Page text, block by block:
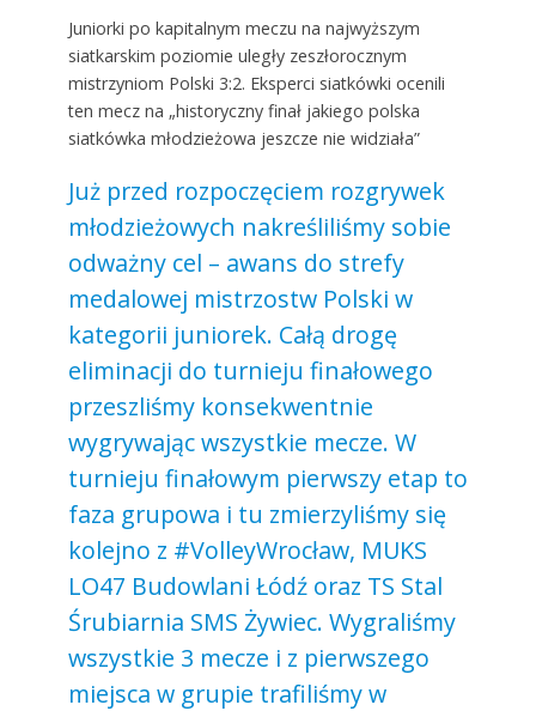
Juniorki po kapitalnym meczu na najwyższym
siatkarskim poziomie uległy zeszłorocznym
mistrzyniom Polski 3:2. Eksperci siatkówki ocenili
ten mecz na „historyczny finał jakiego polska
siatkówka młodzieżowa jeszcze nie widziała”
Już przed rozpoczęciem rozgrywek
młodzieżowych nakreśliliśmy sobie
odważny cel – awans do strefy
medalowej mistrzostw Polski w
kategorii juniorek. Całą drogę
eliminacji do turnieju finałowego
przeszliśmy konsekwentnie
wygrywając wszystkie mecze. W
turnieju finałowym pierwszy etap to
faza grupowa i tu zmierzyliśmy się
kolejno z #VolleyWrocław, MUKS
LO47 Budowlani Łódź oraz TS Stal
Śrubiarnia SMS Żywiec. Wygraliśmy
wszystkie 3 mecze i z pierwszego
miejsca w grupie trafiliśmy w